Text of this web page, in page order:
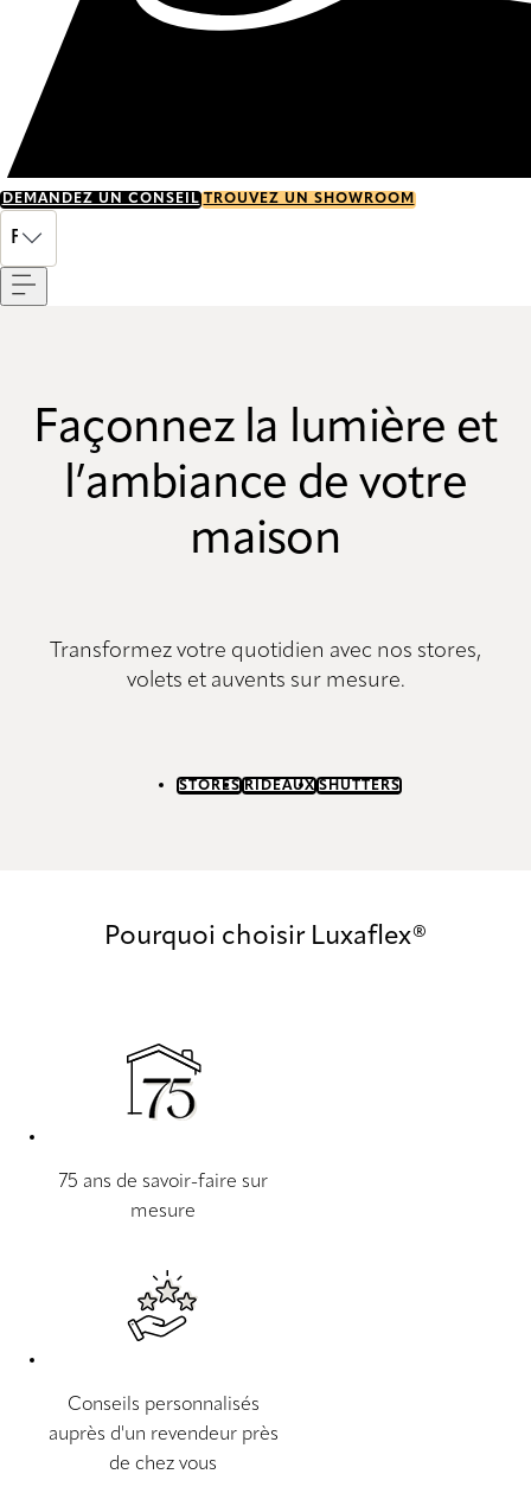
DEMANDEZ UN CONSEIL TROUVEZ UN SHOWROOM
FR
Façonnez la lumière et
l’ambiance de votre
maison
Transformez votre quotidien avec nos stores,
volets et auvents sur mesure.
STORES RIDEAUX SHUTTERS
Pourquoi choisir Luxaflex®
75 ans de savoir-faire sur
mesure
Conseils personnalisés
auprès d'un revendeur près
de chez vous